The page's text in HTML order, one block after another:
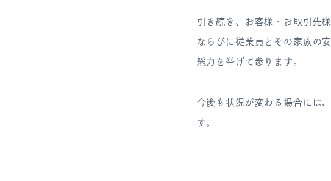
引き続き、お客様・お取引先
ならびに従業員とその家族の
総力を挙げて参ります。
今後も状況が変わる場合には
す。